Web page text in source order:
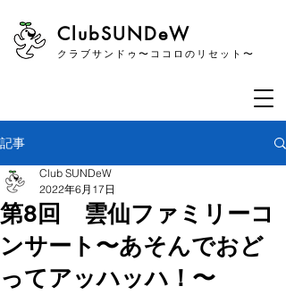
​ClubSUNDeW
クラブサンドゥ〜ココロのリセット〜
記事
第8回 雲仙ファミリーコ
ンサート〜あそんでおど
ってアッハッハ！〜
Club SUNDeW
2022年6月17日